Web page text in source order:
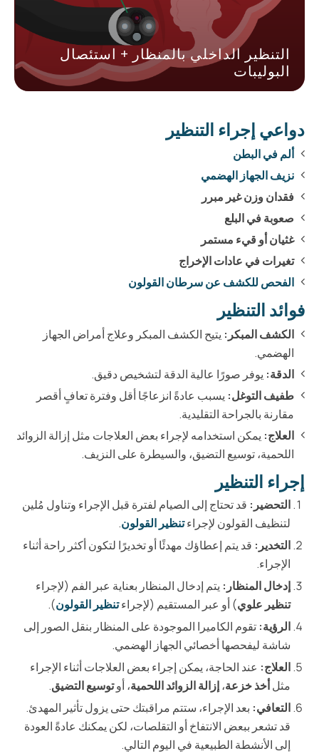
التنظير الداخلي بالمنظار + استئصال
البوليبات
دواعي إجراء التنظير
ألم في البطن
نزيف الجهاز الهضمي
فقدان وزن غير مبرر
صعوبة في البلع
غثيان أو قيء مستمر
تغيرات في عادات الإخراج
الفحص للكشف عن سرطان القولون
فوائد التنظير
الكشف المبكر: يتيح الكشف المبكر وعلاج أمراض الجهاز
الهضمي.
الدقة: يوفر صورًا عالية الدقة لتشخيص دقيق.
طفيف التوغل: يسبب عادةً انزعاجًا أقل وفترة تعافٍ أقصر
مقارنة بالجراحة التقليدية.
العلاج: يمكن استخدامه لإجراء بعض العلاجات مثل إزالة الزوائد
اللحمية، توسيع التضيق، والسيطرة على النزيف.
إجراء التنظير
التحضير: قد تحتاج إلى الصيام لفترة قبل الإجراء وتناول مُلين
لتنظيف القولون لإجراءتنظير القولون.
التخدير: قد يتم إعطاؤك مهدئًا أو تخديرًا لتكون أكثر راحة أثناء
الإجراء.
إدخال المنظار: يتم إدخال المنظار بعناية عبر الفم (لإجراء
تنظير علوي) أو عبر المستقيم (لإجراءتنظير القولون).
الرؤية: تقوم الكاميرا الموجودة على المنظار بنقل الصور إلى
شاشة ليفحصها أخصائي الجهاز الهضمي.
العلاج: عند الحاجة، يمكن إجراء بعض العلاجات أثناء الإجراء
مثلأخذ خزعة،إزالة الزوائد اللحمية، أوتوسيع التضيق.
التعافي: بعد الإجراء، ستتم مراقبتك حتى يزول تأثير المهدئ.
قد تشعر ببعض الانتفاخ أو التقلصات، لكن يمكنك عادةً العودة
إلى الأنشطة الطبيعية في اليوم التالي.